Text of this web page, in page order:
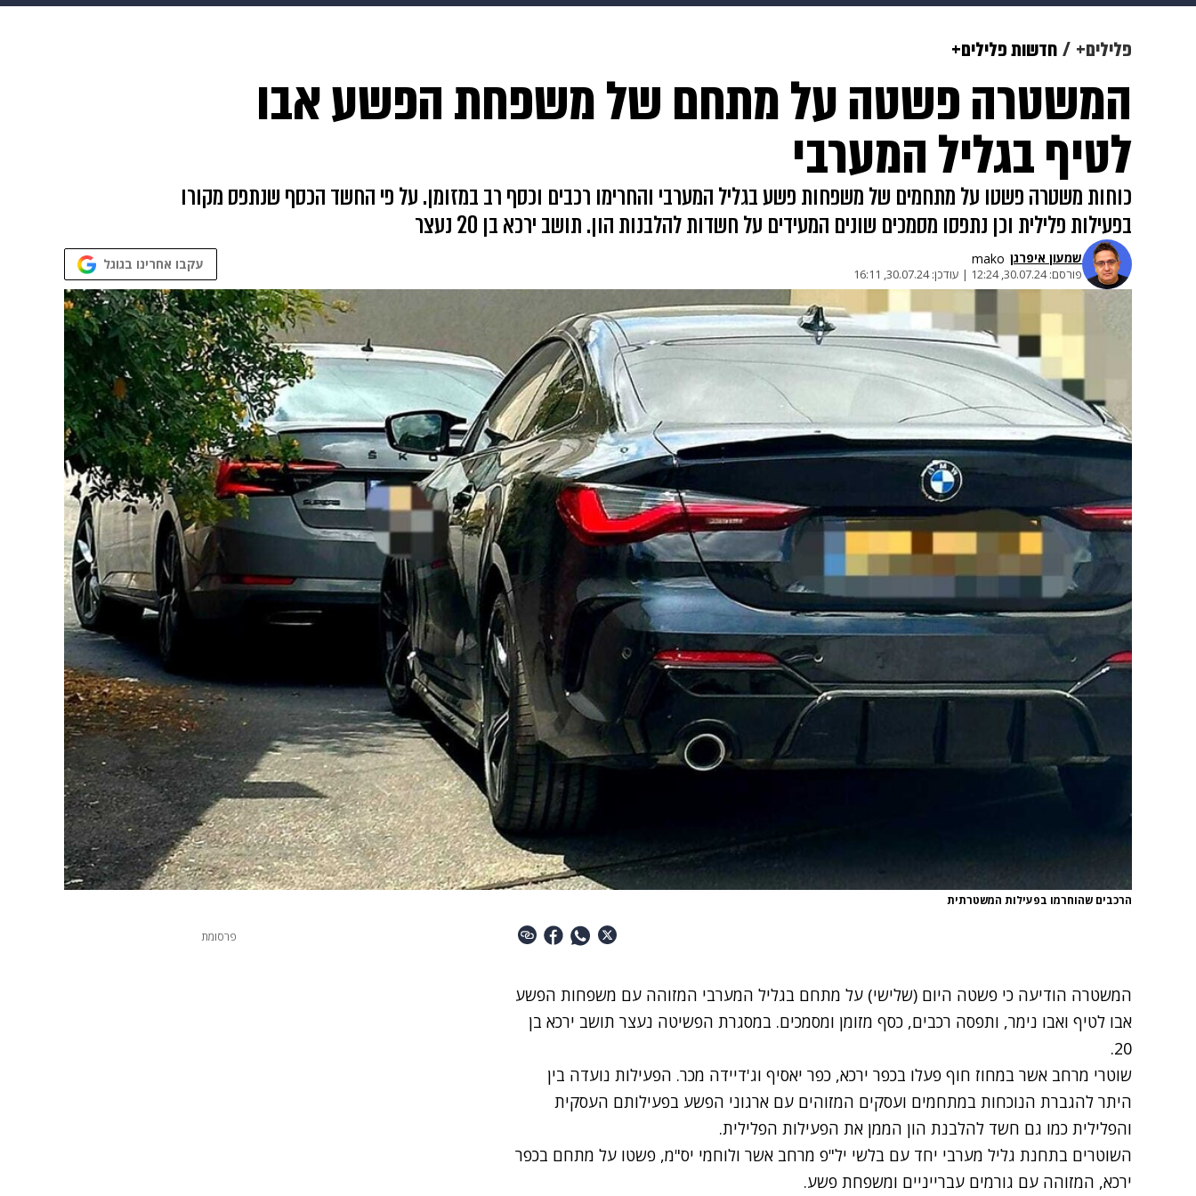
מוזיקה תרבות
דיגיטל גאווה ויוה משפט תשעה חודשים מתכונים פרויקטים מיוחדים
פלילים+ חדשות פלילים+
המשטרה פשטה על מתחם של משפחת הפשע אבו
לטיף בגליל המערבי
כוחות משטרה פשטו על מתחמים של משפחות פשע בגליל המערבי והחרימו רכבים וכסף רב במזומן. על פי החשד הכסף שנתפס מקורו
בפעילות פלילית וכן נתפסו מסמכים שונים המעידים על חשדות להלבנות הון. תושב ירכא בן 20 נעצר
שמעון איפרגן​ mako
פורסם:30.07.24, 12:24
| עודכן:30.07.24, 16:11
עקבו אחרינו בגוגל
הרכבים שהוחרמו בפעילות המשטרתית
המשטרה הודיעה כי פשטה היום (שלישי) על מתחם בגליל המערבי המזוהה עם משפחות הפשע
אבו לטיף ואבו נימר, ותפסה רכבים, כסף מזומן ומסמכים. במסגרת הפשיטה נעצר תושב ירכא בן
20.
שוטרי מרחב אשר במחוז חוף פעלו בכפר ירכא, כפר יאסיף וג'דיידה מכר. הפעילות נועדה בין
היתר להגברת הנוכחות במתחמים ועסקים המזוהים עם ארגוני הפשע בפעילותם העסקית
והפלילית כמו גם חשד להלבנת הון הממן את הפעילות הפלילית.
השוטרים בתחנת גליל מערבי יחד עם בלשי יל"פ מרחב אשר ולוחמי יס"מ, פשטו על מתחם בכפר
ירכא, המזוהה עם גורמים עברייניים ומשפחת פשע.
פרסומת